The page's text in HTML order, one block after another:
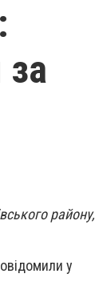
за
району,
у